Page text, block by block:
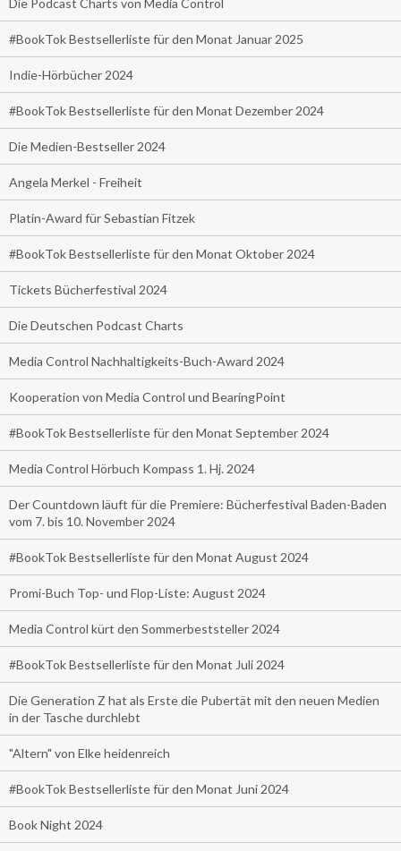
#BookTok Bestsellerliste für den Monat Januar 2025
Indie-Hörbücher 2024
#BookTok Bestsellerliste für den Monat Dezember 2024
Die Medien-Bestseller 2024
Angela Merkel - Freiheit
Platin-Award für Sebastian Fitzek
#BookTok Bestsellerliste für den Monat Oktober 2024
Tickets Bücherfestival 2024
Die Deutschen Podcast Charts
Media Control Nachhaltigkeits-Buch-Award 2024
Kooperation von Media Control und BearingPoint
#BookTok Bestsellerliste für den Monat September 2024
Media Control Hörbuch Kompass 1. Hj. 2024
Der Countdown läuft für die Premiere: Bücherfestival Baden-Baden
vom 7. bis 10. November 2024
#BookTok Bestsellerliste für den Monat August 2024
Promi-Buch Top- und Flop-Liste: August 2024
Media Control kürt den Sommerbeststeller 2024
#BookTok Bestsellerliste für den Monat Juli 2024
Die Generation Z hat als Erste die Pubertät mit den neuen Medien
in der Tasche durchlebt
"Altern" von Elke heidenreich
#BookTok Bestsellerliste für den Monat Juni 2024
Book Night 2024